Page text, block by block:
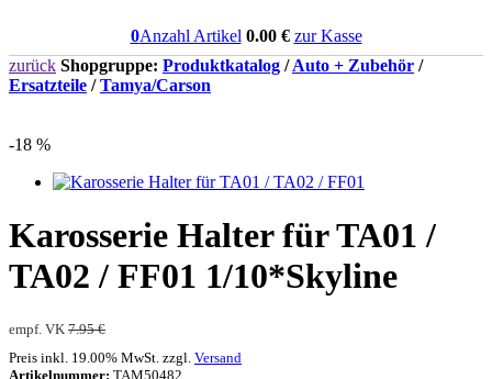
0Anzahl Artikel 0.00€ zur Kasse
zurück Shopgruppe: Produktkatalog /Auto + Zubehör /
Ersatzteile /Tamya/Carson
-18 %
Karosserie Halter für TA01 /
TA02 / FF01 1/10*Skyline
empf. VK 7.95 €
Preis inkl. 19.00% MwSt. zzgl. Versand
Artikelnummer: TAM50482